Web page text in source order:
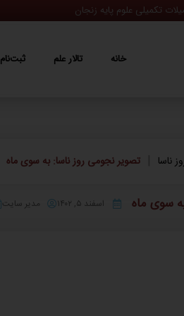
تکمیلی علوم پایه زنجان
خانه تالار علم ثبت‌نام
ناسا تصویر نجومی روز ناسا: به سوی ماه
سوی ماه اسفند ۵, ۱۴۰۲ مدیر سایت